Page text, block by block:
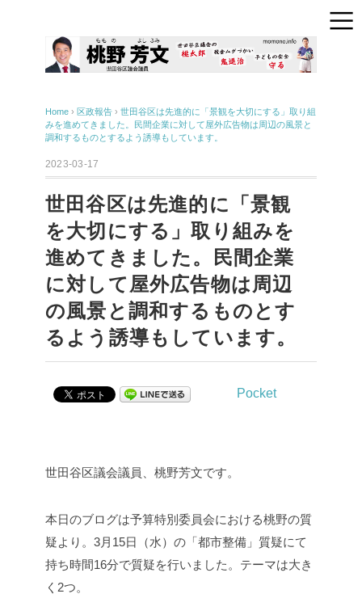
Home › 区政報告 › 世田谷区は先進的に「景観を大切にする」取り組
みを進めてきました。民間企業に対して屋外広告物は周辺の風景と
調和するものとするよう誘導もしています。
2023-03-17
世田谷区は先進的に「景観
を大切にする」取り組みを
進めてきました。民間企業
に対して屋外広告物は周辺
の風景と調和するものとす
るよう誘導もしています。
Pocket
世田谷区議会議員、桃野芳文です。
本日のブログは予算特別委員会における桃野の質
疑より。3月15日（水）の「都市整備」質疑にて
持ち時間16分で質疑を行いました。テーマは大き
く2つ。